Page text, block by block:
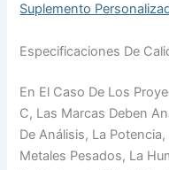
Suplemento
Especificaciones De
En El Caso De Los
C, Las Marcas Deben
De Análisis, La
Metales Pesados, La